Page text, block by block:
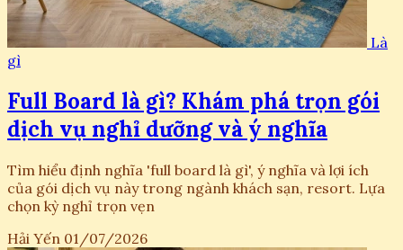
Là
gì
Full Board là gì? Khám phá trọn gói
dịch vụ nghỉ dưỡng và ý nghĩa
Tìm hiểu định nghĩa 'full board là gì', ý nghĩa và lợi ích
của gói dịch vụ này trong ngành khách sạn, resort. Lựa
chọn kỳ nghỉ trọn vẹn
Hải Yến 01/07/2026